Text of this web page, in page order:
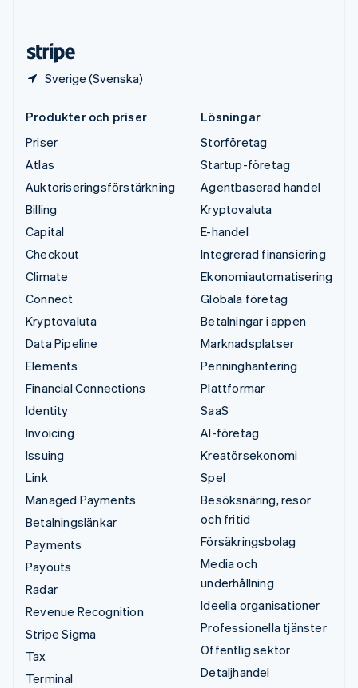
Sverige (Svenska)
Produkter och priser
Priser
Atlas
Auktoriseringsförstärkning
Billing
Capital
Checkout
Climate
Connect
Kryptovaluta
Data Pipeline
Elements
Financial Connections
Identity
Invoicing
Issuing
Link
Managed Payments
Betalningslänkar
Payments
Payouts
Radar
Revenue Recognition
Stripe Sigma
Tax
Terminal
Lösningar
Storföretag
Startup-företag
Agentbaserad handel
Kryptovaluta
E-handel
Integrerad finansiering
Ekonomiautomatisering
Globala företag
Betalningar i appen
Marknadsplatser
Penninghantering
Plattformar
SaaS
AI-företag
Kreatörsekonomi
Spel
Besöksnäring, resor
och fritid
Försäkringsbolag
Media och
underhållning
Ideella organisationer
Professionella tjänster
Offentlig sektor
Detaljhandel